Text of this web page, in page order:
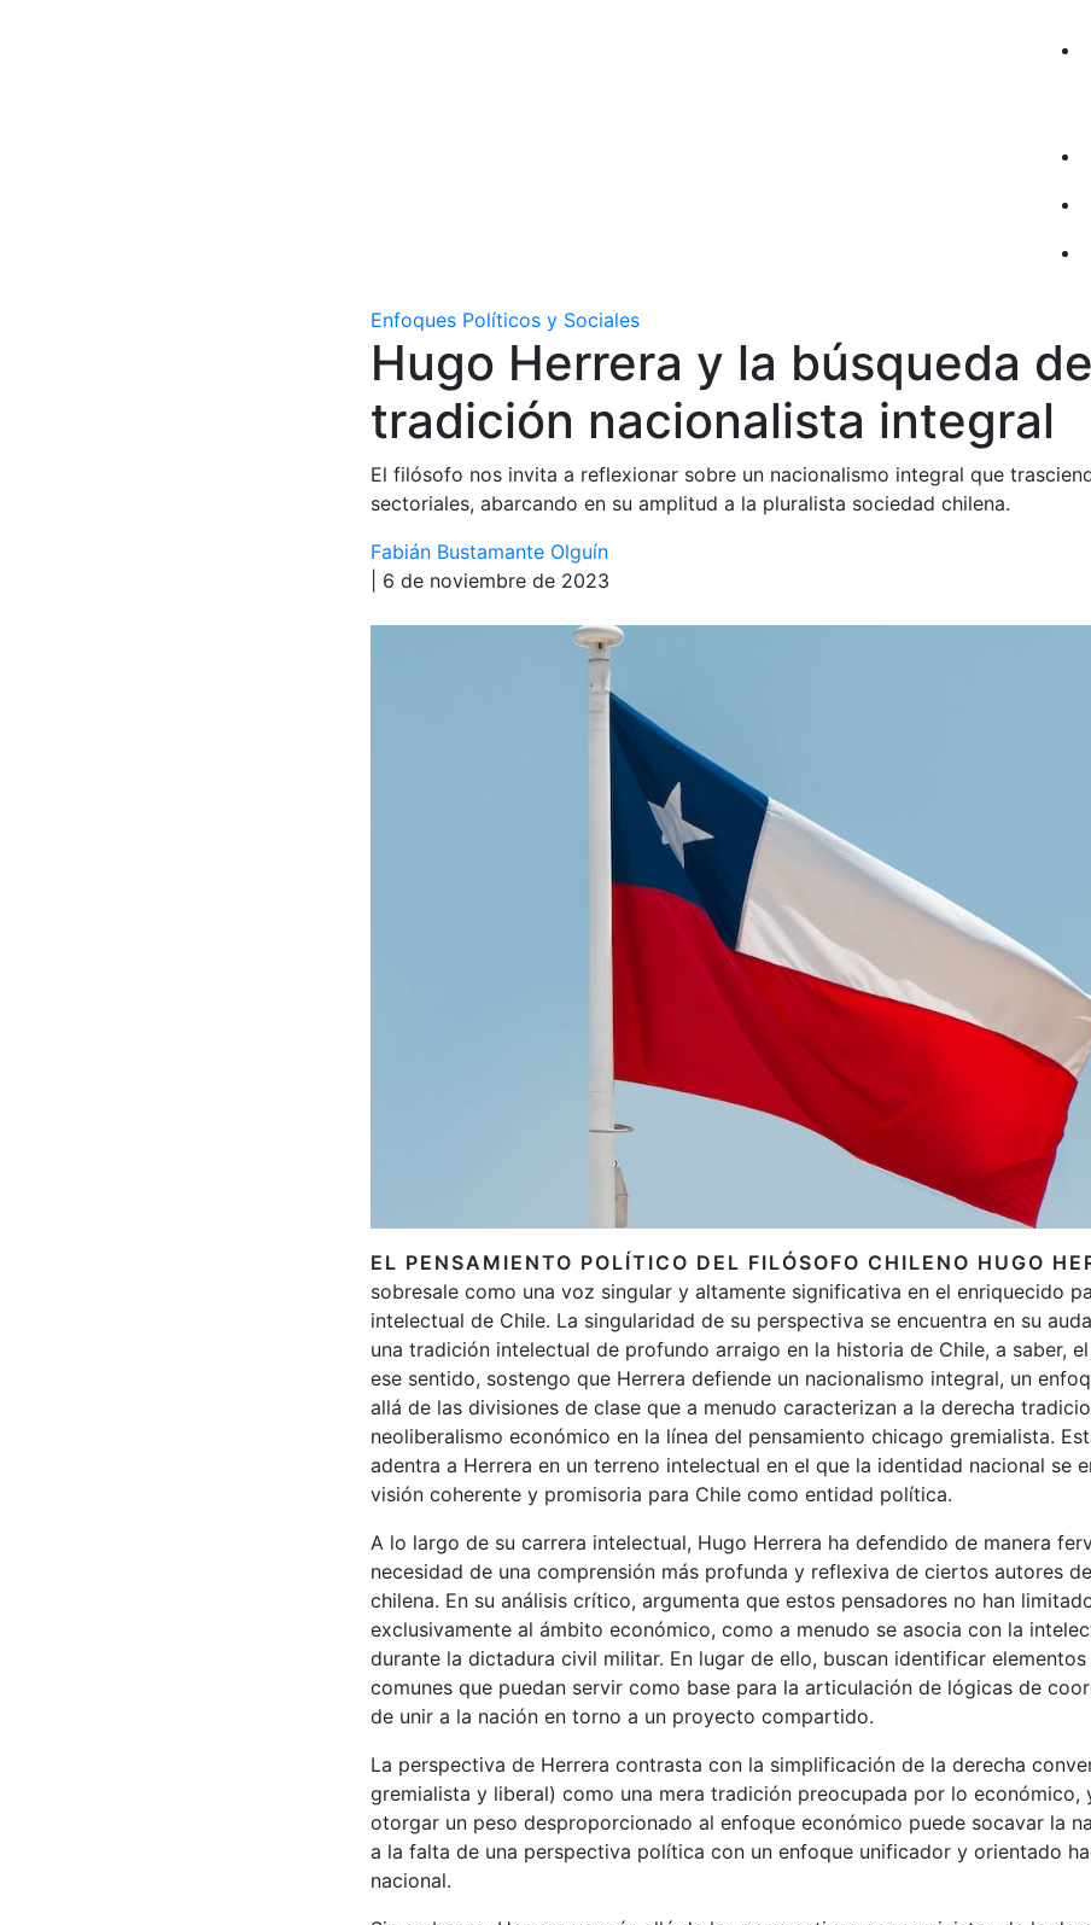
Enfoques Políticos y Sociales
Hugo Herrera y la búsqueda
tradición nacionalista integral
El filósofo nos invita a reflexionar sobre un nacionalismo integral que
sectoriales, abarcando en su amplitud a la pluralista sociedad chilena.
Fabián Bustamante Olguín
| 6 de noviembre de 2023
EL PENSAMIENTO POLÍTICO DEL FILÓSOFO CHILENO HUGO
sobresale como una voz singular y altamente significativa en el enriquecido
intelectual de Chile. La singularidad de su perspectiva se encuentra en su
una tradición intelectual de profundo arraigo en la historia de Chile, a saber,
ese sentido, sostengo que Herrera defiende un nacionalismo integral, un
allá de las divisiones de clase que a menudo caracterizan a la derecha
neoliberalismo económico en la línea del pensamiento chicago gremialista.
adentra a Herrera en un terreno intelectual en el que la identidad nacional se
visión coherente y promisoria para Chile como entidad política.
A lo largo de su carrera intelectual, Hugo Herrera ha defendido de manera
necesidad de una comprensión más profunda y reflexiva de ciertos autores
chilena. En su análisis crítico, argumenta que estos pensadores no han
exclusivamente al ámbito económico, como a menudo se asocia con la
durante la dictadura civil militar. En lugar de ello, buscan identificar
comunes que puedan servir como base para la articulación de lógicas de
de unir a la nación en torno a un proyecto compartido.
La perspectiva de Herrera contrasta con la simplificación de la derecha
gremialista y liberal) como una mera tradición preocupada por lo económico,
otorgar un peso desproporcionado al enfoque económico puede socavar la
a la falta de una perspectiva política con un enfoque unificador y orientado
nacional.